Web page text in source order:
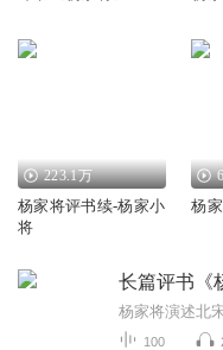
223.1万
杨家将评书续-杨家小
将
杨
长篇评书《
100